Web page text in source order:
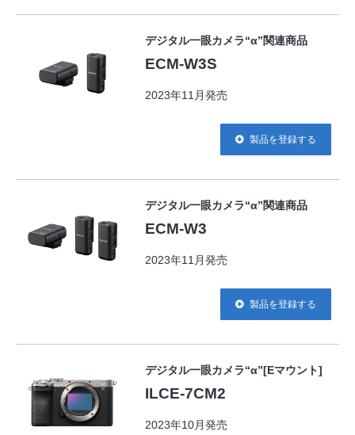
デジタル一眼カメラ“α”関連商品
ECM-W3S
2023年11月発売
製品を登録する
デジタル一眼カメラ“α”関連商品
ECM-W3
2023年11月発売
製品を登録する
デジタル一眼カメラ“α”[Eマウント]
ILCE-7CM2
2023年10月発売